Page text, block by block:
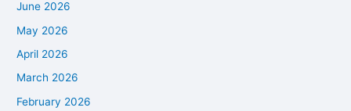
June 2026
May 2026
April 2026
March 2026
February 2026